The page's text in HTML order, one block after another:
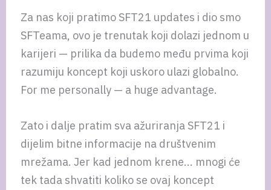
Za nas koji pratimo SFT21 updates i dio smo
SFTeama, ovo je trenutak koji dolazi jednom u
karijeri — prilika da budemo među prvima koji
razumiju koncept koji uskoro ulazi globalno.
For me personally — a huge advantage.
Zato i dalje pratim sva ažuriranja SFT21 i
dijelim bitne informacije na društvenim
mrežama. Jer kad jednom krene... mnogi će
tek tada shvatiti koliko se ovaj koncept